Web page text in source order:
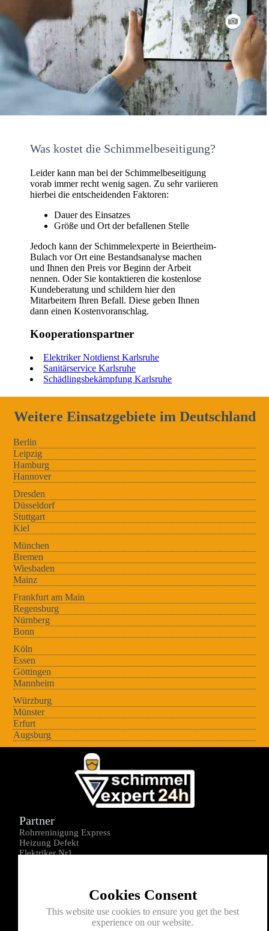
Was kostet die Schimmelbeseitigung?
Leider kann man bei der Schimmelbeseitigung
vorab immer recht wenig sagen. Zu sehr variieren
hierbei die entscheidenden Faktoren:
Dauer des Einsatzes
Größe und Ort der befallenen Stelle
Jedoch kann der Schimmelexperte in Beiertheim-
Bulach vor Ort eine Bestandsanalyse machen
und Ihnen den Preis vor Beginn der Arbeit
nennen. Oder Sie kontaktieren die kostenlose
Kundeberatung und schildern hier den
Mitarbeitern Ihren Befall. Diese geben Ihnen
dann einen Kostenvoranschlag.
Kooperationspartner
Elektriker Notdienst Karlsruhe
Sanitärservice Karlsruhe
Schädlingsbekämpfung Karlsruhe
Weitere Einsatzgebiete im Deutschland
Berlin
Leipzig
Hamburg
Hannover
Dresden
Düsseldorf
Stuttgart
Kiel
München
Bremen
Wiesbaden
Mainz
Frankfurt am Main
Regensburg
Nürnberg
Bonn
Köln
Essen
Göttingen
Mannheim
Würzburg
Münster
Erfurt
Augsburg
Cookies Consent
This website use cookies to ensure you get the best
experience on our website.
Partner
Rohrreninigung Express
Heizung Defekt
Elektriker Nr1
Kontakt